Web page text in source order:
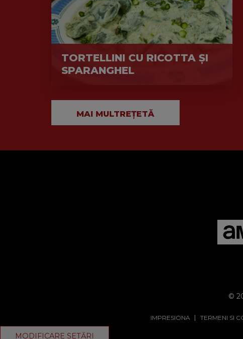
MODIFICARE SETĂRI
TORTELLINI CU RICOTTA ȘI
SPARANGHEL
MAI MULTREȚETĂ
©
IMPRESIONA TERMENI SI